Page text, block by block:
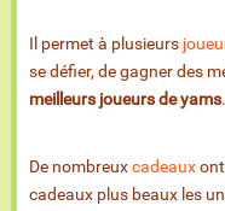
Il permet à plusieurs
se défier, de gagner des
meilleurs joueurs de yams.
De nombreuxcadeaux
cadeaux plus beaux les